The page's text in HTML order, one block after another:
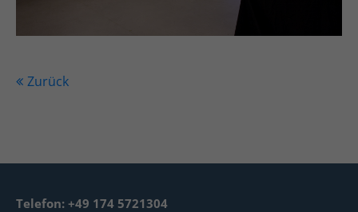
Zurück
Telefon: +49 174 5721304